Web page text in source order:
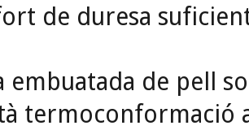
de duresa
embuatada de pell
termoconformació